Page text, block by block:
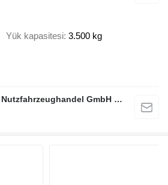
Yük kapasitesi 3.500 kg
M.O. Baumaschinen & Nutzfahrzeughandel GmbH & CO.